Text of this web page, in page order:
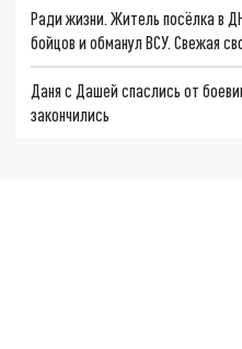
Ради жизни. Житель посёлка в
бойцов и обманул ВСУ. Свежая
Даня с Дашей спаслись от
закончились